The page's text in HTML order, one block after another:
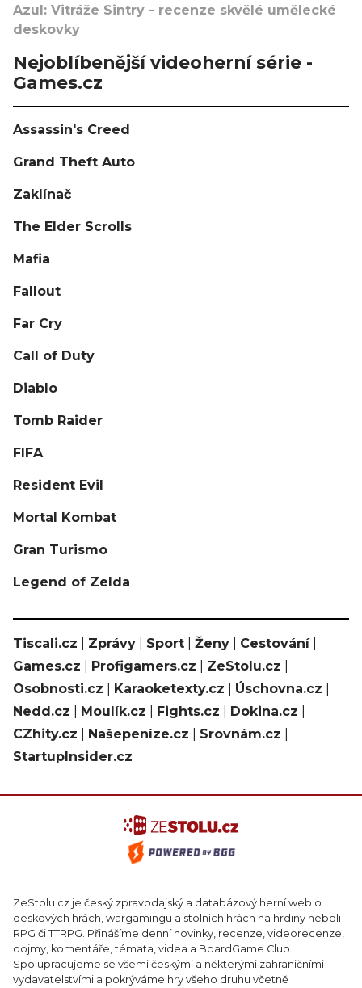
Azul: Vitráže Sintry - recenze skvělé umělecké
deskovky
Nejoblíbenější videoherní série -
Games.cz
Assassin's Creed
Grand Theft Auto
Zaklínač
The Elder Scrolls
Mafia
Fallout
Far Cry
Call of Duty
Diablo
Tomb Raider
FIFA
Resident Evil
Mortal Kombat
Gran Turismo
Legend of Zelda
Tiscali.cz Zprávy Sport Ženy Cestování|
Games.cz
Profigamers.cz ZeStolu.cz
Osobnosti.cz
Karaoketexty.cz Úschovna.cz
Nedd.cz
Moulík.cz Fights.cz Dokina.cz
CZhity.cz
Našepeníze.cz Srovnám.cz
StartupInsider.cz
ZeStolu.cz je český zpravodajský a databázový herní web o
deskových hrách, wargamingu a stolních hrách na hrdiny neboli
RPG či TTRPG. Přinášíme denní novinky, recenze, videorecenze,
dojmy, komentáře, témata, videa a BoardGame Club.
Spolupracujeme se všemi českými a některými zahraničními
vydavatelstvími a pokrýváme hry všeho druhu včetně